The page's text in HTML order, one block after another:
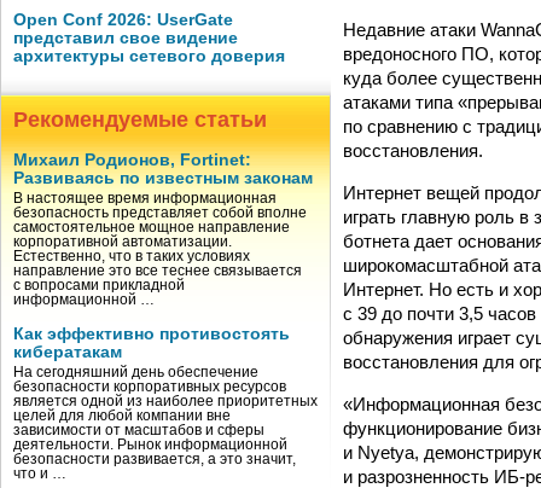
Open Conf 2026: UserGate
представил свое видение
архитектуры сетевого доверия
Рекомендуемые статьи
Михаил Родионов, Fortinet:
Развиваясь по известным законам
В настоящее время информационная
безопасность представляет собой вполне
самостоятельное мощное направление
корпоративной автоматизации.
Естественно, что в таких условиях
направление это все теснее связывается
с вопросами прикладной
информационной …
Как эффективно противостоять
кибератакам
На сегодняшний день обеспечение
безопасности корпоративных ресурсов
является одной из наиболее приоритетных
целей для любой компании вне
зависимости от масштабов и сферы
деятельности. Рынок информационной
безопасности развивается, а это значит,
что и …
Недавние атаки
вредоносного ПО,
куда более
атаками типа
по сравнению с
восстановления.
Интернет вещей
играть главную роль
ботнета дает
широкомасштабной
Интернет. Но есть и
с 39 до почти 3,5
обнаружения играет
восстановления для
«Информационная
функционирование
и Nyetya,
и разрозненность ИБ-